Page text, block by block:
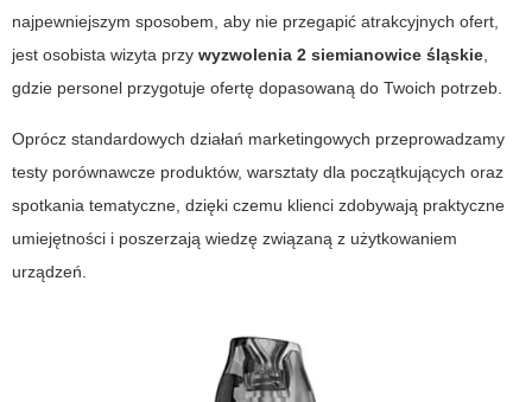
najpewniejszym sposobem, aby nie przegapić atrakcyjnych ofert,
jest osobista wizyta przy wyzwolenia 2 siemianowice śląskie,
gdzie personel przygotuje ofertę dopasowaną do Twoich potrzeb.
Oprócz standardowych działań marketingowych przeprowadzamy
testy porównawcze produktów, warsztaty dla początkujących oraz
spotkania tematyczne, dzięki czemu klienci zdobywają praktyczne
umiejętności i poszerzają wiedzę związaną z użytkowaniem
urządzeń.